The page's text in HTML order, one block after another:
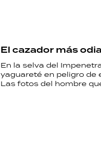
El cazador más
En la selva del
yaguareté en peligro de
Las fotos del hombre